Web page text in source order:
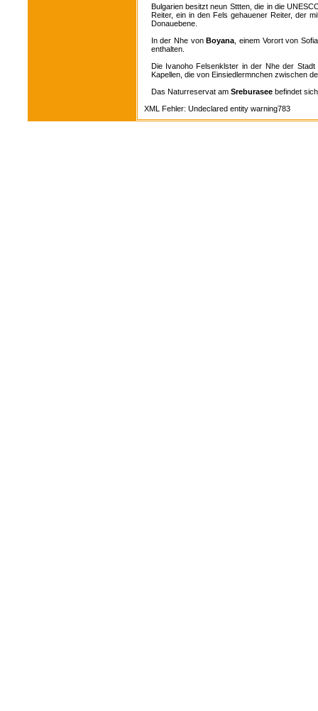
Bulgarien besitzt neun Sttten, die in die
Reiter, ein in den Fels gehauener Reiter, der
Donauebene.
In der Nhe von Boyana , einem Vorort von
enthalten.
Die Ivanoho Felsenklster in der Nhe der Stadt
Kapellen, die von Einsiedlermnchen zwischen
Das Naturreservat am Sreburasee befindet
XML Fehler: Undeclared entity warning783